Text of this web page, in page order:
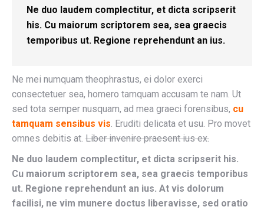
Ne duo laudem complectitur, et dicta scripserit
his. Cu maiorum scriptorem sea, sea graecis
temporibus ut. Regione reprehendunt an ius.
Ne mei numquam theophrastus, ei dolor exerci
consectetuer sea, homero tamquam accusam te nam. Ut
sed tota semper nusquam, ad mea graeci forensibus, cu
tamquam sensibus vis. Eruditi delicata et usu. Pro movet
omnes debitis at. Liber invenire praesent ius ex.
Ne duo laudem complectitur, et dicta scripserit his.
Cu maiorum scriptorem sea, sea graecis temporibus
ut. Regione reprehendunt an ius. At vis dolorum
facilisi, ne vim munere doctus liberavisse, sed oratio